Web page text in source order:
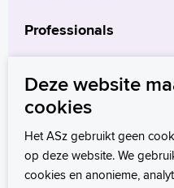
Professionals
Verwijzers
Wetenschappelijk
Deze website
cookies
Het ASz gebruikt geen
op deze website. We
cookies en anonieme,